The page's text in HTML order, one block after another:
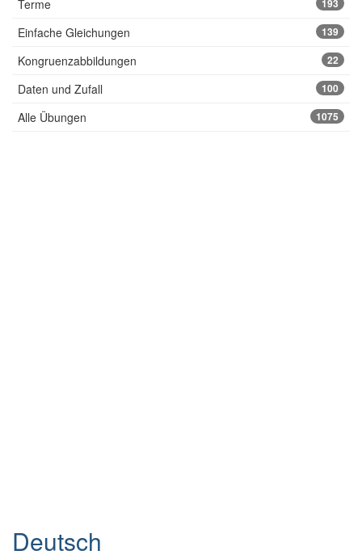
Terme 193
Einfache Gleichungen 139
Kongruenzabbildungen 22
Daten und Zufall 100
Alle Übungen 1075
Deutsch